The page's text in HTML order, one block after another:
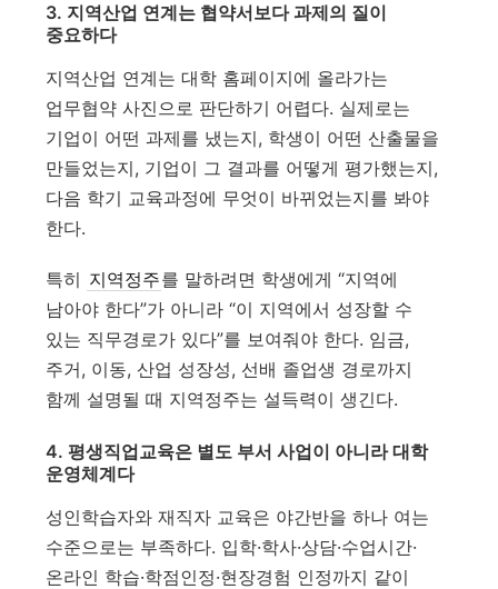
3. 지역산업 연계는 협약서보다 과제의 질이
중요하다
지역산업 연계는 대학 홈페이지에 올라가는
업무협약 사진으로 판단하기 어렵다. 실제로는
기업이 어떤 과제를 냈는지, 학생이 어떤 산출물을
만들었는지, 기업이 그 결과를 어떻게 평가했는지,
다음 학기 교육과정에 무엇이 바뀌었는지를 봐야
한다.
특히 지역정주를 말하려면 학생에게 “지역에
남아야 한다”가 아니라 “이 지역에서 성장할 수
있는 직무경로가 있다”를 보여줘야 한다. 임금,
주거, 이동, 산업 성장성, 선배 졸업생 경로까지
함께 설명될 때 지역정주는 설득력이 생긴다.
4. 평생직업교육은 별도 부서 사업이 아니라 대학
운영체계다
성인학습자와 재직자 교육은 야간반을 하나 여는
수준으로는 부족하다. 입학·학사·상담·수업시간·
온라인 학습·학점인정·현장경험 인정까지 같이